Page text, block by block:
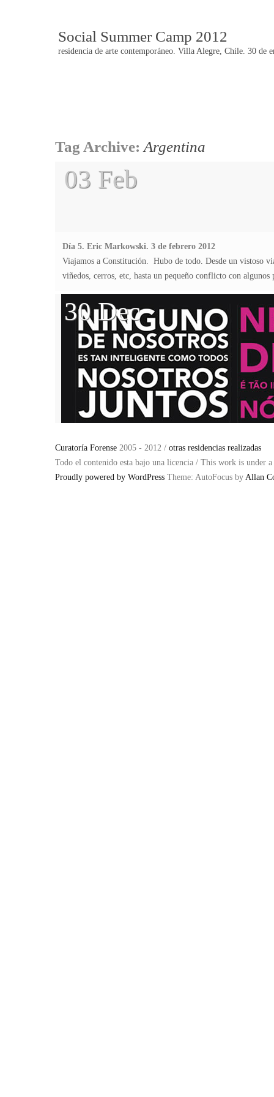
Social Summer Camp 2012
residencia de arte contemporáneo. Villa Alegre, Chile. 30 de
Post
navigation
Tag Archive: Argentina
03 Feb
Día 5. Eric Markowski. 3 de febrero 2012
Viajamos a Constitución. Hubo de todo. Desde un vistoso
viñedos, cerros, etc, hasta un pequeño conflicto con
30 Dec
Curatoría Forense 2005 - 2012 / otras residencias realizadas
Todo el contenido esta bajo una licencia / This work is under a
Proudly powered by WordPress Theme: AutoFocus by Allan